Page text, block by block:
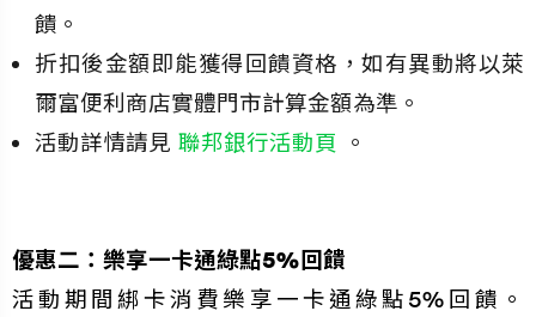
饋。
折扣後金額即能獲得回饋資格，如有異動將以萊
爾富便利商店實體門市計算金額為準。
活動詳情請見 聯邦銀行活動頁 。
優惠二：樂享一卡通綠點5%回饋
活動期間綁卡消費樂享一卡通綠點5%回饋。